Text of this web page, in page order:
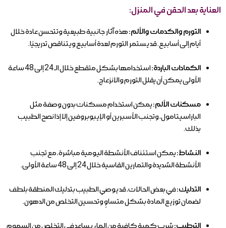
العناية بعد الحقن في المنزل:
التورم والكدمات والألم:هذه آثار جانبية طبيعية وتتحسن عادة خلال
أيام إلى أسابيع. قد يستمر التورم لعدة أسابيع ويتناقص تدريجيًا.
الكمادات الباردة:
استخدامها بشكل متقطع خلال الـ 24 إلى 48 ساعة
الأولى يمكن أن يقلل التورم والانزعاج.
مسكنات الألم:يمكن استخدام مسكنات بدون وصفة مثل
الباراسيتامول، وتجنب الأسبرين أو الإيبوبروفين إلا إذا نصح الطبيب
بذلك.
النشاط:يمكن استئناف الأنشطة اليومية مباشرة، مع تجنب
الأنشطة الشديدة والتمارين القاسية خلال 24 إلى 48 ساعة الأولى.
التدليك:في بعض الحالات، قد يوصي الطبيب بتدليك المنطقة بلطف
لضمان توزيع المادة بشكل متساوٍ وتحسين التخلص من الدهون.